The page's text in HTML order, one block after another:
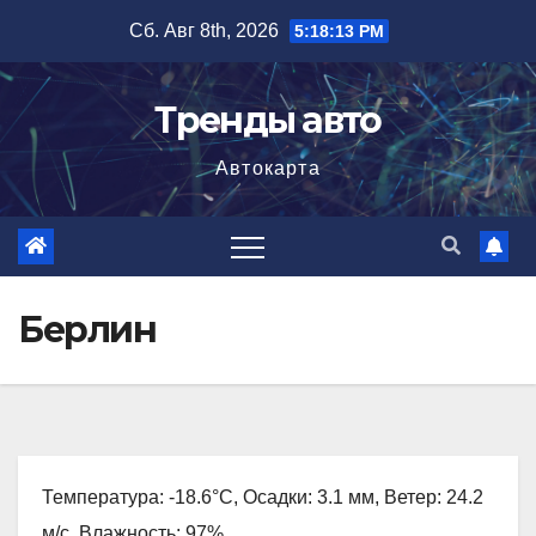
содержимому
Сб. Авг 8th, 2026 5:18:14 PM
Тренды авто
Автокарта
Берлин
Температура: -18.6°C, Осадки: 3.1 мм, Ветер: 24.2